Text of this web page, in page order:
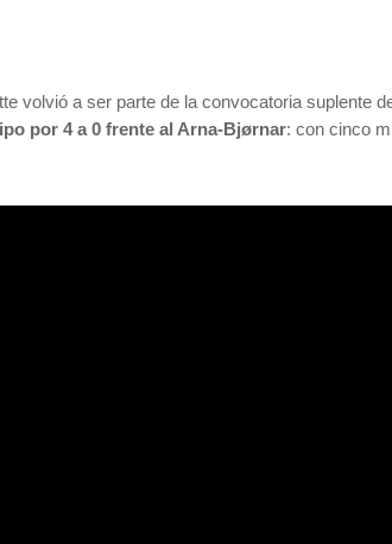
volvió a ser parte de la convocatoria suplente
por 4 a 0 frente al Arna-Bjørnar: con cinco